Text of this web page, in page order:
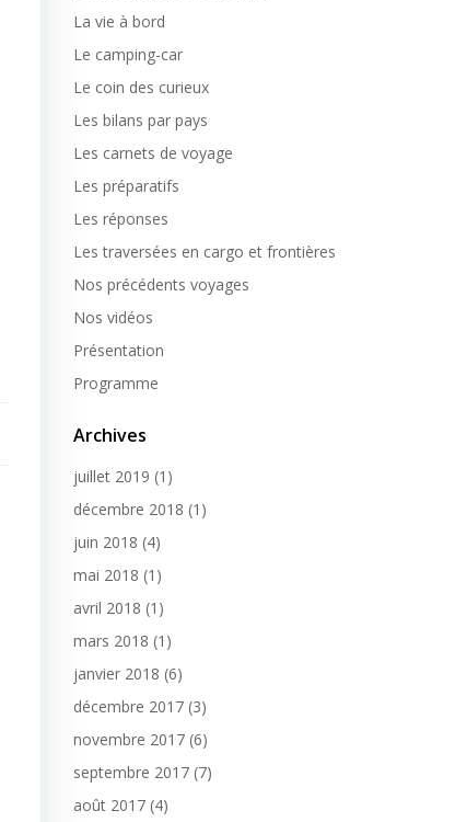
La vie à bord
Le camping-car
Le coin des curieux
Les bilans par pays
Les carnets de voyage
Les préparatifs
Les réponses
Les traversées en cargo et frontières
Nos précédents voyages
Nos vidéos
Présentation
Programme
Archives
juillet 2019 (1)
décembre 2018 (1)
juin 2018 (4)
mai 2018 (1)
avril 2018 (1)
mars 2018 (1)
janvier 2018 (6)
décembre 2017 (3)
novembre 2017 (6)
septembre 2017 (7)
août 2017 (4)